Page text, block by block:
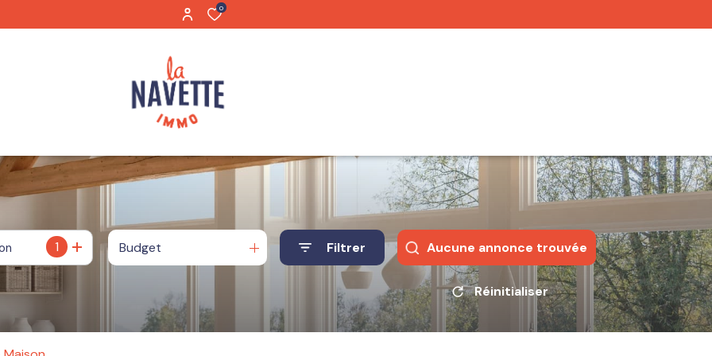
0
1 Budget Filtrer Aucune annonce trouvée
Réinitialiser